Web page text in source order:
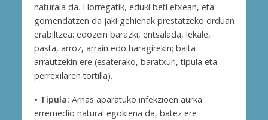
naturala da. Horregatik, eduki beti etxean, eta
gomendatzen da jaki gehienak prestatzeko orduan
erabiltzea: edozein barazki, entsalada, lekale,
pasta, arroz, arrain edo haragirekin; baita
arrautzekin ere (esaterako, baratxuri, tipula eta
perrexilaren tortilla).
• Tipula: Arnas aparatuko infekzioen aurka
erremedio natural egokiena da, batez ere